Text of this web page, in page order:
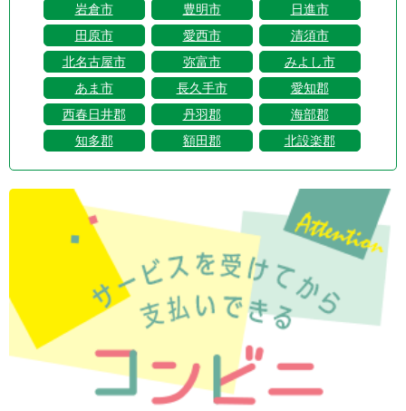
岩倉市
豊明市
日進市
田原市
愛西市
清須市
北名古屋市
弥富市
みよし市
あま市
長久手市
愛知郡
西春日井郡
丹羽郡
海部郡
知多郡
額田郡 北設楽郡